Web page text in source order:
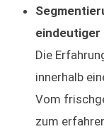
Die
innerhalb
Vom
zum